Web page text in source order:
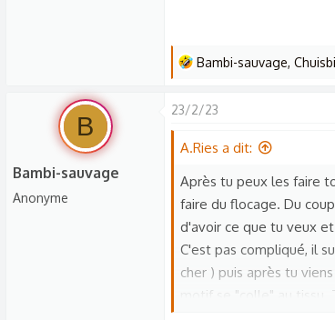
L
s
é
c
t
i
o
n
Bambi-sauvage,
B
Bambi-sauvage
Anonyme
23/2/23
A.Ries a dit:
Après tu peux les faire
faire du flocage. Du
d'avoir ce que tu veux
C'est pas compliqué, il
cher ) puis après tu
motif se "colle" au